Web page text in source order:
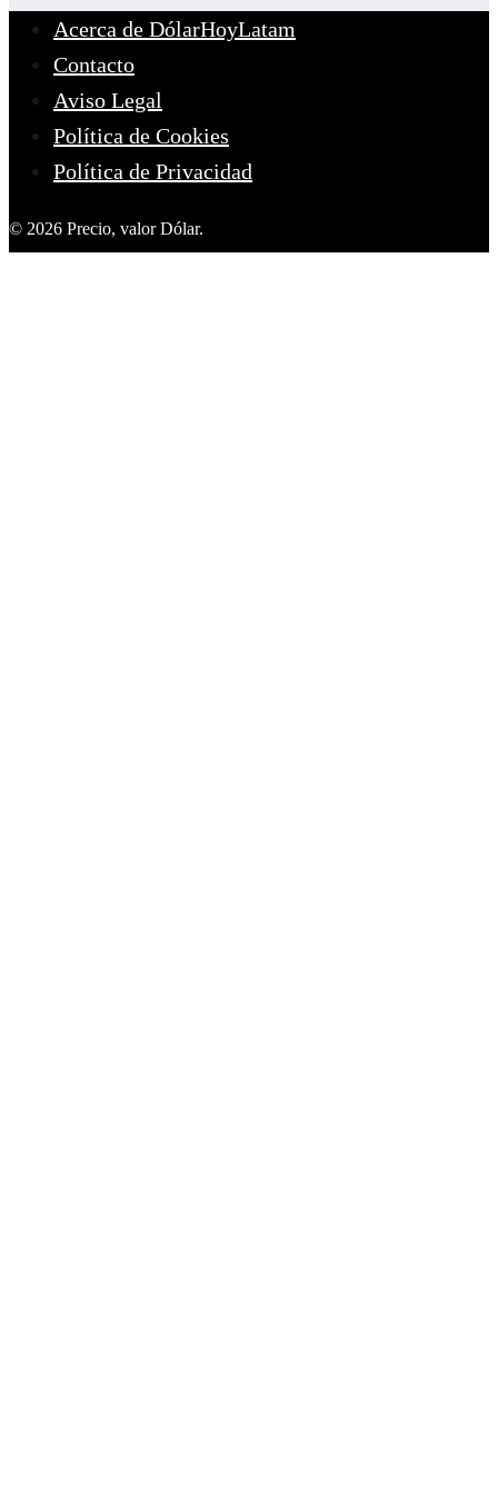
Acerca de DólarHoyLatam
Contacto
Aviso Legal
Política de Cookies
Política de Privacidad